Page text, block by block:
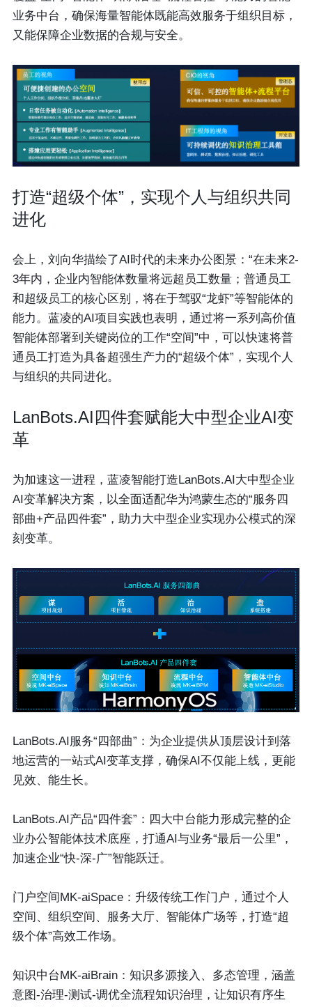
业务中台，确保海量智能体既能高效服务于组织目标，
又能保障企业数据的合规与安全。
打造“超级个体”，实现个人与组织共同
进化
会上，刘向华描绘了AI时代的未来办公图景：“在未来2-
3年内，企业内智能体数量将远超员工数量；普通员工
和超级员工的核心区别，将在于驾驭“龙虾”等智能体的
能力。蓝凌的AI项目实践也表明，通过将一系列高价值
智能体部署到关键岗位的工作“空间”中，可以快速将普
通员工打造为具备超强生产力的“超级个体”，实现个人
与组织的共同进化。
LanBots.AI四件套赋能大中型企业AI变
革
为加速这一进程，蓝凌智能打造LanBots.AI大中型企业
AI变革解决方案，以全面适配华为鸿蒙生态的“服务四
部曲+产品四件套”，助力大中型企业实现办公模式的深
刻变革。
LanBots.AI服务“四部曲”： 为企业提供从顶层设计到落
地运营的一站式AI变革支撑，确保AI不仅能上线，更能
见效、能生长。
LanBots.AI产品“四件套”： 四大中台能力形成完整的企
业办公智能体技术底座，打通AI与业务“最后一公里”，
加速企业“快-深-广”智能跃迁。
门户空间MK-aiSpace： 升级传统工作门户，通过个人
空间、组织空间、服务大厅、智能体广场等，打造“超
级个体”高效工作场。
知识中台MK-aiBrain： 知识多源接入、多态管理，涵盖
意图-治理-测试-调优全流程知识治理，让知识有序生